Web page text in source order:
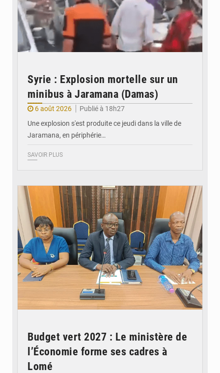
Syrie : Explosion mortelle sur un
minibus à Jaramana (Damas)
6 août 2026
Publié à 18h27
Une explosion s'est produite ce jeudi dans la ville de
Jaramana, en périphérie…
SAVOIR PLUS
Budget vert 2027 : Le ministère de
l’Économie forme ses cadres à
Lomé